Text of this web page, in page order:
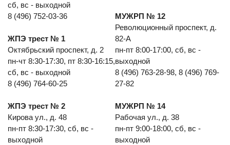
сб, вс - выходной
8 (496) 752-03-36
ЖПЭ трест № 1
Октябрьский проспект, д. 2
пн-чт 8:30-17:30, пт 8:30-16:15,
сб, вс - выходной
8 (496) 764-60-25
ЖПЭ трест № 2
Кирова ул., д. 48
пн-пт 8:30-17:30, сб, вс -
выходной
МУЖРП № 12
Революционный проспект, д.
82-А
пн-пт 8:00-17:00, сб, вс -
выходной
8 (496) 763-28-98, 8 (496) 769-
27-82
МУЖРП № 14
Рабочая ул., д. 38
пн-пт 9:00-18:00, сб, вс -
выходной